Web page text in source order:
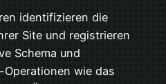
identifizieren die
Site und registrieren
Schema und
wie das